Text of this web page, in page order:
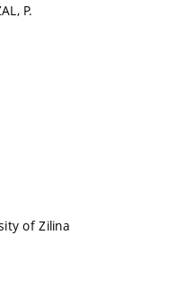
P.
of Zilina